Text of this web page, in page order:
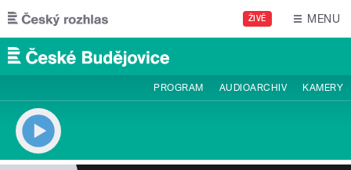
Přejít k hlavnímu obsahu
ŽIVĚ MENU
PROGRAM AUDIOARCHIV KAMERY